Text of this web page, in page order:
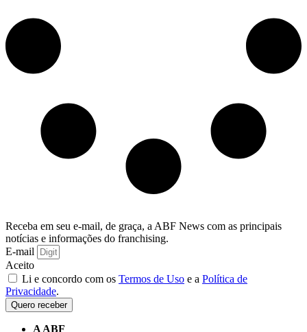
Receba em seu e-mail, de graça, a ABF News com as principais
notícias e informações do franchising.
E-mail
Aceito
Li e concordo com os Termos de Uso e a Política de
Privacidade.
Quero receber
A ABF